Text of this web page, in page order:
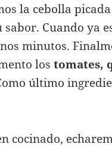
la cebolla
Cuando ya
minutos.
lostomates,
último
cocinado,